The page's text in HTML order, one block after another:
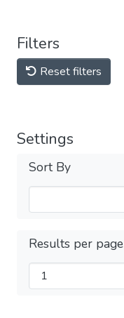
Filters
Reset filters
Settings
Sort By
Results per page